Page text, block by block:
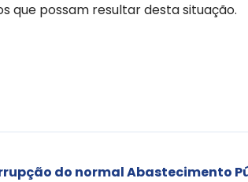
que possam resultar desta situação.
do normal Abastecimento